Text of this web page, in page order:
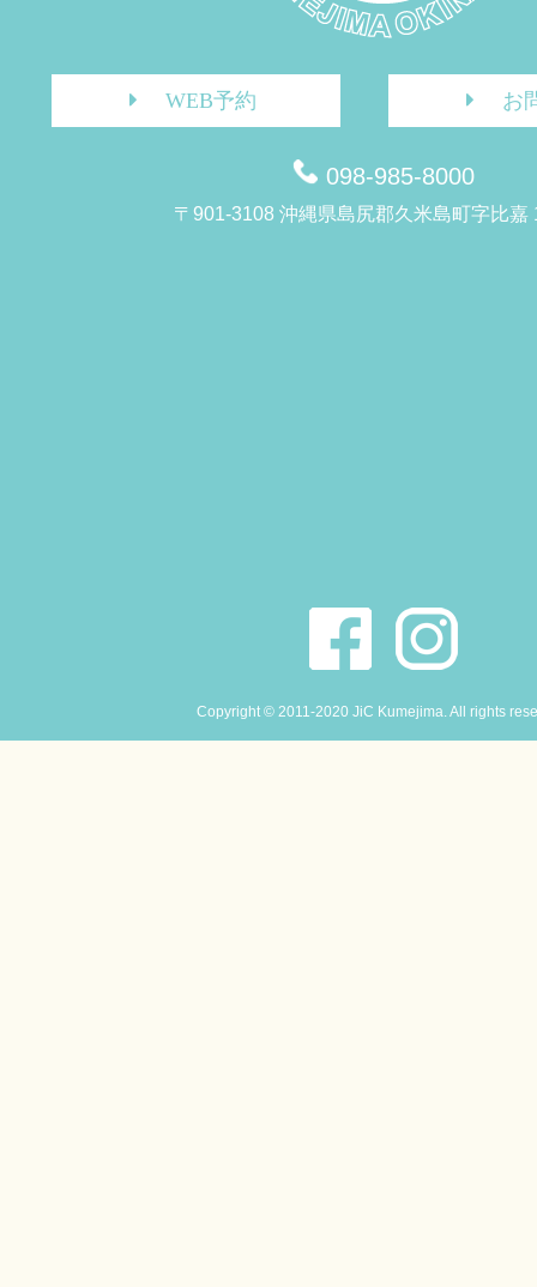
WEB予約 お
098-985-8000
〒901-3108 沖縄県島尻郡久米島町字比嘉
Copyright © 2011-2020 JiC Kumejima. All rights